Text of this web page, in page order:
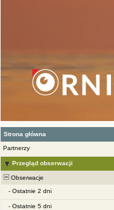
Strona główna
Partnerzy
Przegląd obserwacji
Obserwacje
- Ostatnie 2 dni
- Ostatnie 5 dni